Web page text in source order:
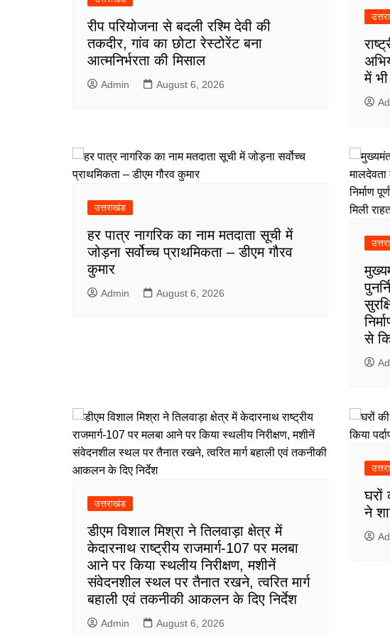
रीप परियोजना से बदली रश्मि देवी की
तकदीर, गांव का छोटा रेस्टोरेंट बना
आत्मनिर्भरता की मिसाल
Admin August 6, 2026
में
उत्तराखंड
हर पात्र नागरिक का नाम मतदाता सूची में
जोड़ना सर्वोच्च प्राथमिकता – डीएम गौरव
कुमार
Admin August 6, 2026
से
उत्तराखंड
डीएम विशाल मिश्रा ने तिलवाड़ा क्षेत्र में
केदारनाथ राष्ट्रीय राजमार्ग-107 पर मलबा
आने पर किया स्थलीय निरीक्षण, मशीनें
संवेदनशील स्थल पर तैनात रखने, त्वरित मार्ग
बहाली एवं तकनीकी आकलन के दिए निर्देश
Admin August 6, 2026
घरों
ने